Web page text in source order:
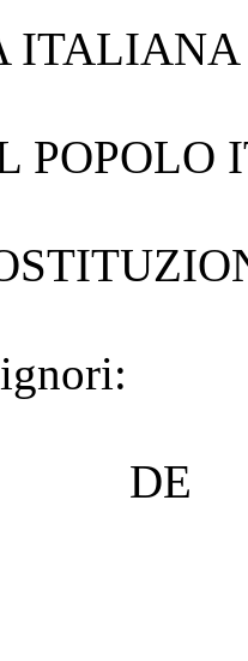
ITALIANA
POPOLO
DE